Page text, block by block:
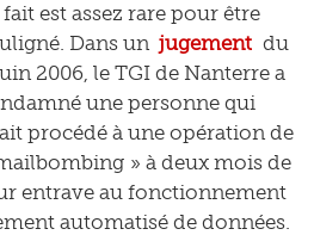
fait est assez rare pour être
Dans un jugement du
2006, le TGI de Nanterre a
une personne qui
procédé à une opération de
» à deux mois de
entrave au fonctionnement
automatisé de données.